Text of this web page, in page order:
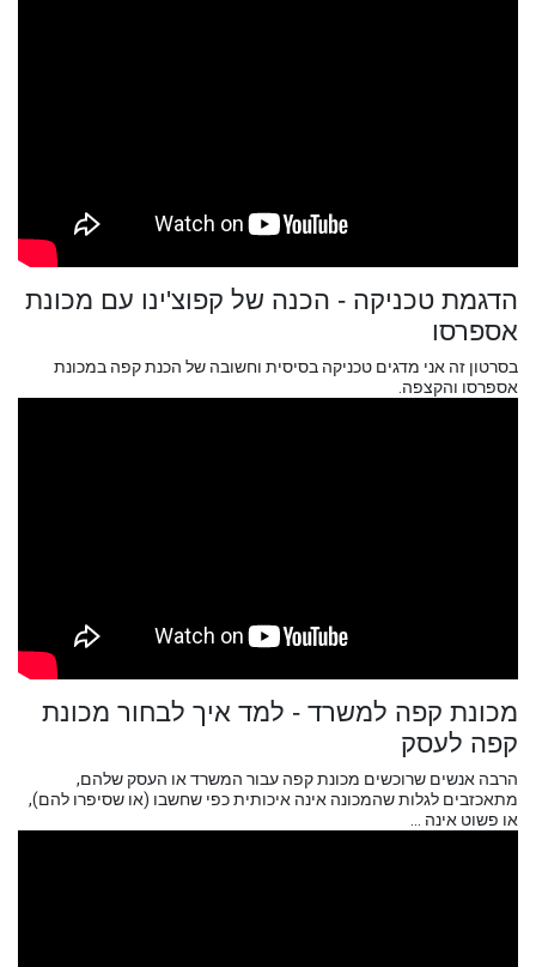
הדגמת טכניקה - הכנה של קפוצ'ינו עם מכונת
אספרסו
בסרטון זה אני מדגים טכניקה בסיסית וחשובה של הכנת קפה במכונת
אספרסו והקצפה.
מכונת קפה למשרד - למד איך לבחור מכונת
קפה לעסק
הרבה אנשים שרוכשים מכונת קפה עבור המשרד או העסק שלהם,
מתאכזבים לגלות שהמכונה אינה איכותית כפי שחשבו (או שסיפרו להם),
או פשוט אינה ...